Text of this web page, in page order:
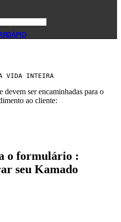
VIDA INTEIRA
devem ser encaminhadas para o
ao cliente:
o formulário :
seu Kamado